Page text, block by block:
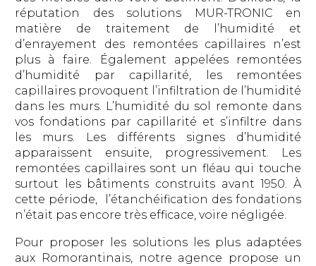
réputation des solutions MUR-TRONIC en
matière de traitement de l’humidité et
d’enrayement des remontées capillaires n’est
plus à faire. Également appelées remontées
d’humidité par capillarité, les remontées
capillaires provoquent l’infiltration de l’humidité
dans les murs. L’humidité du sol remonte dans
vos fondations par capillarité et s’infiltre dans
les murs. Les différents signes d’humidité
apparaissent ensuite, progressivement. Les
remontées capillaires sont un fléau qui touche
surtout les bâtiments construits avant 1950. À
cette période, l’étanchéification des fondations
n’était pas encore très efficace, voire négligée.
Pour proposer les solutions les plus adaptées
aux Romorantinais, notre agence propose un